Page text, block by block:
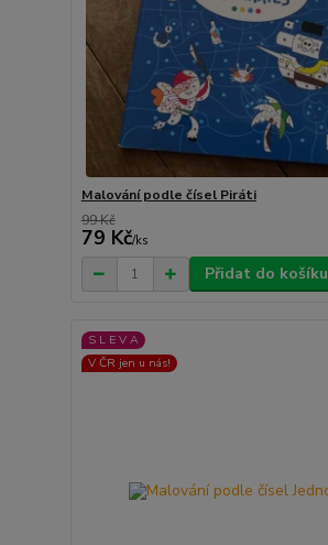
Malování podle čísel Piráti
99 Kč
79 Kč/ks
Přidat do košíku
S L E V A
V ČR jen u nás!